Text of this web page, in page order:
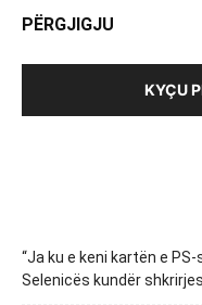
PËRGJIGJU
KYÇU
“Ja ku e keni kartën e
Selenicës kundër